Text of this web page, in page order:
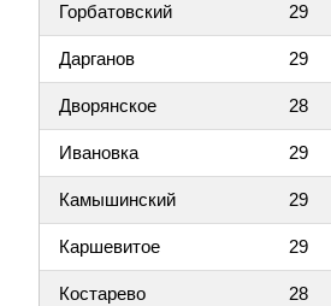
Горбатовский 29
Дарганов 29
Дворянское 28
Ивановка 29
Камышинский 29
Каршевитое 29
Костарево 28